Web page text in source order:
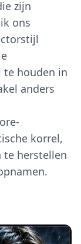
zijn
ons
te houden in
anders
korrel,
te herstellen